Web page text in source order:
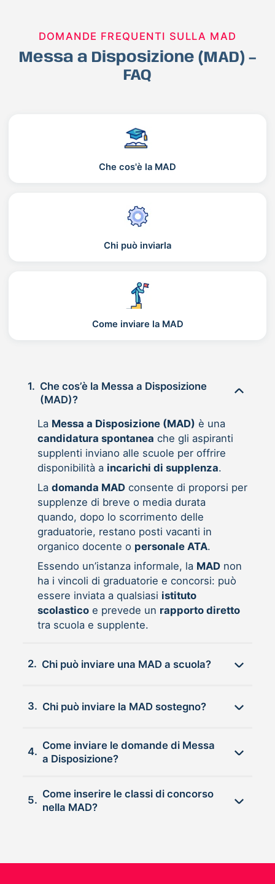
DOMANDE FREQUENTI SULLA MAD
Messa a Disposizione (MAD) –
FAQ
Che cos'è la MAD
Chi può inviarla
Come inviare la MAD
1. Che cos’è la Messa a Disposizione
(MAD)?
La Messa a Disposizione (MAD) è una
candidatura spontanea che gli aspiranti
supplenti inviano alle scuole per offrire
disponibilità a incarichi di supplenza.
La domanda MADconsente di proporsi per
supplenze di breve o media durata
quando, dopo lo scorrimento delle
graduatorie, restano posti vacanti in
organico docente o personale ATA.
Essendo un’istanza informale, la MADnon
ha i vincoli di graduatorie e concorsi: può
essere inviata a qualsiasi istituto
scolasticoe prevede un rapporto diretto
tra scuola e supplente.
2. Chi può inviare una MAD a scuola?
3. Chi può inviare la MAD sostegno?
4.
Come inviare le domande di Messa
a Disposizione?
5.
Come inserire le classi di concorso
nella MAD?